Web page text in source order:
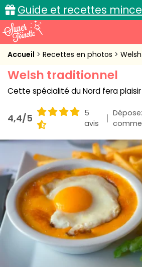
Guide et recettes
Accueil
Recettes de cuisine
Cuisine pratique
L'actu cuisine
Connexion
Accueil Recettes en photos
Welsh traditionnel
Cette spécialité du Nord fera
4,4/5
5
avis